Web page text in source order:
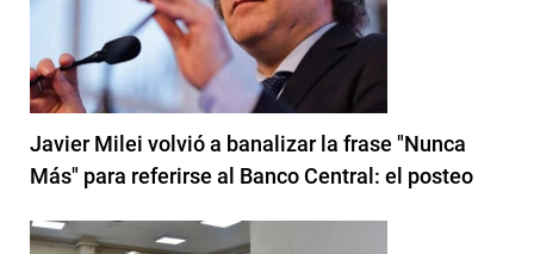
Javier Milei volvió a banalizar la frase "Nunca
Más" para referirse al Banco Central: el posteo